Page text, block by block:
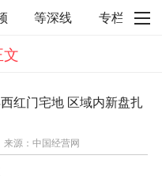
等深线 专栏
沉浮录
报纸视频
说事
文
红门宅地 区域内新盘扎
来源：中国经营网